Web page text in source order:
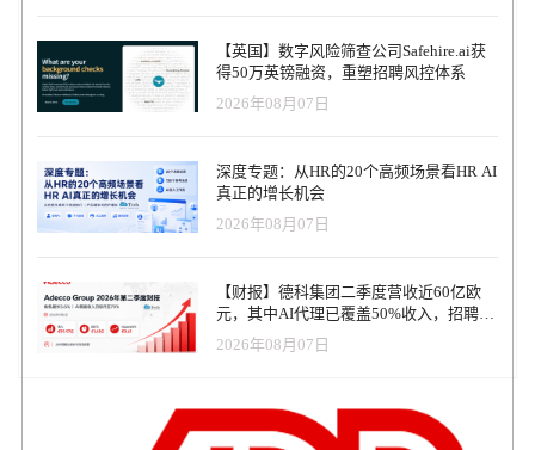
加速欧洲市场扩张和销售增长。 2026年（讨论中） — 拟融资2亿美
元，估值20亿美元Factorial正在与投资机构进行初步洽谈，计划融资
最高2亿美元，目标估值 约20亿美元。如果交易完成，公司估值将较
Global、CRV、K-Fund、Creandum、GIC 和 General Catalyst 等。 简
要观察 从融资轨迹来看，Factorial的发展路径具有几个典型特点：
第一，早期资金主要来自欧洲和硅谷VC共同支持。第二，2022年成
一定稳定性。第四，如果2026年新一轮融资完成，公司将进入 欧洲
HR科技第二梯队平台公司行列。
层面明确责任归属。只有当人类始终站在决策链条的终点，AI 才能
被真正信任。 回到招聘的本质，它从来不是简单的匹配游戏，而是
一种高度情境化的人类判断。候选人的潜力、团队协作能力、价值
观契合度，往往难以被完全量化。算法可以帮助我们更快看到信
息，但无法替我们承担责任，也无法替我们建立信任。 因此，
Responsible AI 的终点，并不是“无人招聘”，而是让机器处理噪音，
让人专注于真正重要的部分。当 HR 不再把时间花在翻简历和填表
格，而是投入到候选人体验、组织设计与业务合作时，技术才算真
正创造了价值。 说到底，招聘的未来不是 AI 或人类二选一，而是
更聪明的分工。算法负责速度，人类负责温度。只有当两者各司其
职，Responsible AI 才不再是口号，而是可持续的竞争力。 附录：
Responsible AI in HR—推动HR工作中实践负责任AI的倡导者（简称
RAIHR）—特此发起此倡议。我们呼吁所有的人力资源行业同仁一
同参与，共同构建和推广RAIHR的理念，RAIHR框架包含六个关键
方面：透明性、公平性、隐私性、安全性、道德性和持续性。我们
励HR科技产品的开发和使用都围绕这一框架展开，以实现真正的可
持续发展！我们更相信RAIHR是所有参与者和倡导者的未来关键竞
周期同步，避免被动招聘。 供给感知 在供给端，人工智能可将现有
员工数量、技能储备及后备力量与未来需求进行匹配。实时分析能
预警关键技能短缺或特定区域产能过剩，从而提前启动技能再培训
或人员调配决策。 情景建模 人工智能可基于业务假设构建多种人员
编制结果模型，例如最佳情景、基准情景和最坏情景，使管理层能
够主动规划应对不确定性，而非被动承受冲击。通过量化净招聘人
数等差异指标（按岗位或地域分类），人工智能帮助组织在决策前
测试不同扩张或收缩策略。 决策支持——需人类监督 人工智能应辅
助而非取代战略性人力决策。例如，它可根据销售渠道趋势建议招
聘周期，或依据市场变化推荐预算调整方案。但最终决策——如优
先招聘或延后招聘的岗位——应由人类管理者把控，以确保与企业
文化、道德规范及长期愿景保持一致。这引出了人工智能不宜涉足
的领域。 人类仍具优势的领域 AI的分析能力需谨慎运用。其可靠性
存在局限，尤其在涉及情感或伦理的领域。以下领域仍需人类主
导： 最终人员编制与预算审批。AI虽能模拟场景，但预算分配与人
及的复杂人性因素及声誉考量。自动化处理此类行动易滋生偏见并
一站式智能化招聘体验。 Workday 产品与技术总裁 Gerrit Kazmaier
表示：“招聘是员工旅程中最关键的时刻，但往往被低效的流程拖
累。通过 Paradox 的对话式 AI，我们将帮助客户实现从事务性招聘
充，更可能成为 Workday 增长轨迹的分水岭： 打开前线用工市场：
全球近30亿前线岗位（零售、医疗、交通、酒店、娱乐等）长期是
传统 ERP 覆盖不足的领域。Paradox 的定位恰好填补了这一空白。
构演进：Paradox 团队与 AI 技术将加速 Workday 平台向“AI 代理
（agent）核心架构”转型，这也是整个 HR 科技行业的未来方向。
Bersin 同时提醒，虽然 Workday 此举将对 Maki People、Eightfold、
收购价值。Chipotle 人力资源负责人 Ilene Eskenazi 表示，与 Paradox
【英国】数字风险筛查公司Safehire.ai获
得50万英镑融资，重塑招聘风控体系
2026年08月07日
深度专题：从HR的20个高频场景看HR AI
真正的增长机会
2026年08月07日
【财报】德科集团二季度营收近60亿欧
元，其中AI代理已覆盖50%收入，招聘服
务进入运营重构阶段
2026年08月07日